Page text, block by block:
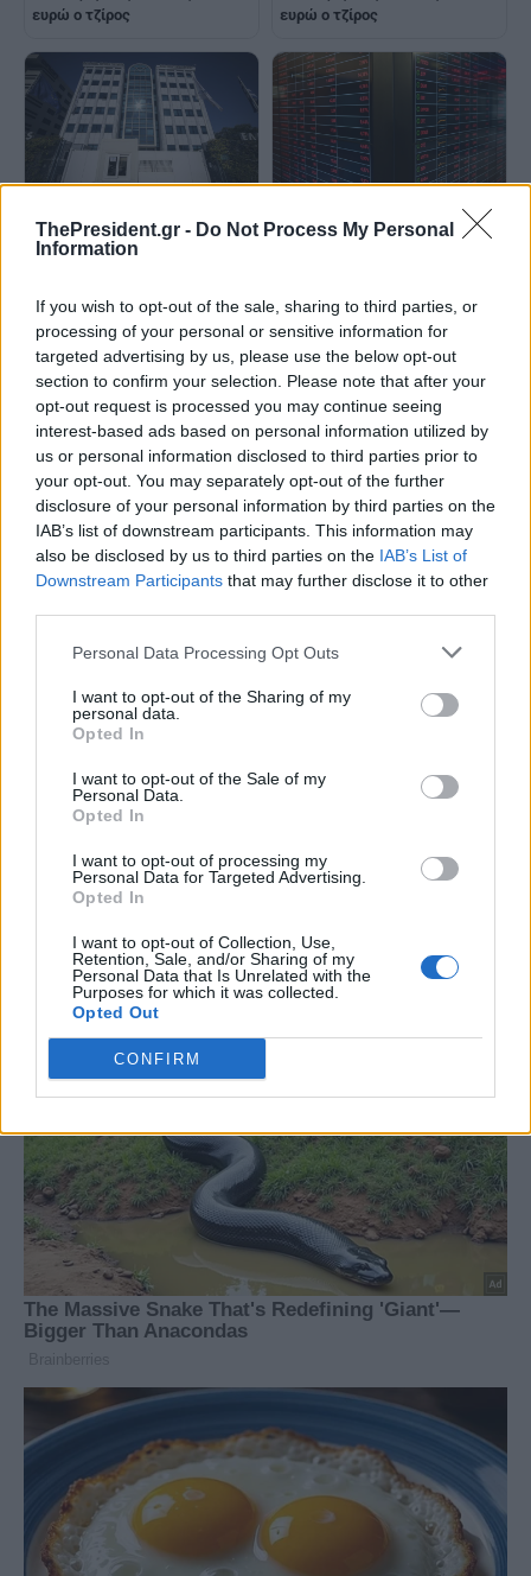
ThePresident.gr - Do Not Process My Personal
Information
If you wish to opt-out of the sale, sharing to third parties, or
processing of your personal or sensitive information for
targeted advertising by us, please use the below opt-out
section to confirm your selection. Please note that after your
opt-out request is processed you may continue seeing
interest-based ads based on personal information utilized by
us or personal information disclosed to third parties prior to
your opt-out. You may separately opt-out of the further
disclosure of your personal information by third parties on the
IAB’s list of downstream participants. This information may
also be disclosed by us to third parties on the IAB’s List of
Downstream Participants that may further disclose it to other
Personal Data Processing Opt Outs
I want to opt-out of the Sharing of my
personal data.
Opted In
I want to opt-out of the Sale of my
Personal Data.
Opted In
I want to opt-out of processing my
Personal Data for Targeted Advertising.
Opted In
I want to opt-out of Collection, Use,
Retention, Sale, and/or Sharing of my
Personal Data that Is Unrelated with the
Purposes for which it was collected.
Opted Out
CONFIRM
ευρώ ο τζίρος
ευρώ ο τζίρος
Χρηματιστήριο-Κλείσιμο:
Πτώση 0,72%, στα 369,76 εκατ.
Χρηματιστήριο: Πτώση 0,52% -
Χρηματιστήριο-Κλείσιμο:
Πτώση 0,47%, στα 240,18 εκατ.
ευρώ ο τζίρος
Χρηματιστήριο-Κλείσιμο:
Πτώση 0,11%, στα 172,27 εκατ.
ευρώ ο τζίρος